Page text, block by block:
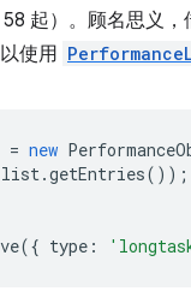
58 起）。顾名思义
使用
= new
list.getEntries());
({ type :